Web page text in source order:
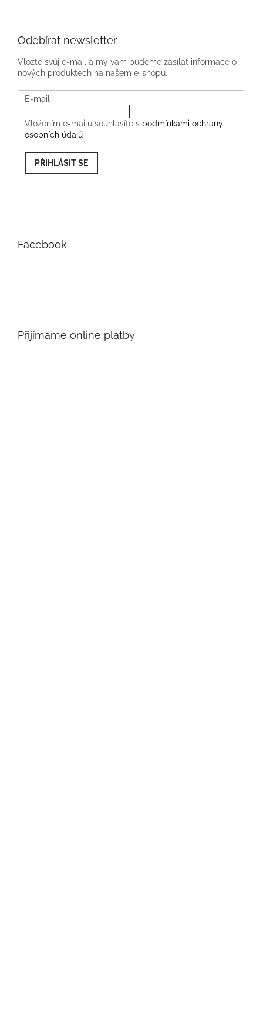
Odebírat newsletter
Vložte svůj e-mail a my vám budeme zasílat informace o
nových produktech na našem e-shopu.
E-mail
Vložením e-mailu souhlasíte s podmínkami ochrany
osobních údajů
PŘIHLÁSIT SE
Facebook
Přijímáme online platby